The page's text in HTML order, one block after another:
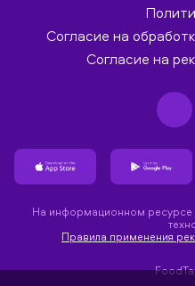
Согласие на
Согласие на
На информационном ресурсе
Правила применения